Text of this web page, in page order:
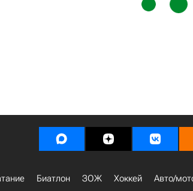
Биатлон ЗОЖ Хоккей Авто/